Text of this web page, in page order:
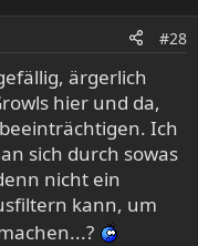
#28
ärgerlich
hier und da,
Ich
sich durch sowas
nicht ein
kann, um